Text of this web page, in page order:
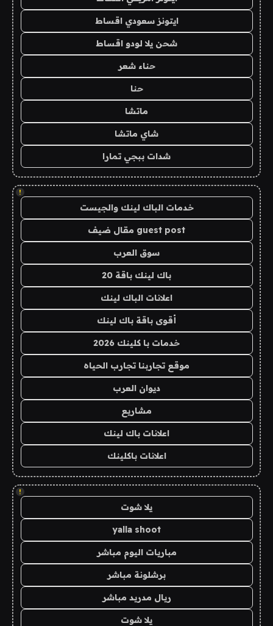
ايتونز سعودي اقساط
شحن يلا لودو اقساط
حناء شعر
حنا
ماتشا
شاي ماتشا
شدات ببجي تمارا
!
خدمات الباك لينك والجيست
guest post مقال ضيف
سوق العرب
باك لينك باقة 20
اعلانات الباك لينك
أقوى باقة باك لينك
خدمات با كلينك 2026
موقع تجاربنا تجارب الحياه
ديوان العرب
مشاريع
اعلانات باك لينك
اعلانات باكلينك
!
يلا شوت
yalla shoot
مباريات اليوم مباشر
برشلونة مباشر
ريال مدريد مباشر
يلا شوت